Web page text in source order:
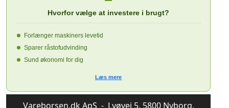
Hvorfor vælge at investere i brugt?
Forlænger maskiners levetid
Sparer råstofudvinding
Sund økonomi for dig
Læs mere
Vareborsen.dk ApS - Lyøvej 5, 5800 Nyborg,